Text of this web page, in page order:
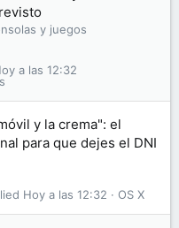
y juegos
a las 12:32
y la crema": el
para que dejes el DNI
OS X
Hoy a las 12:32